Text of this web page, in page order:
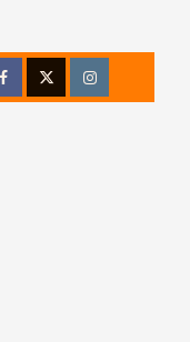
FacebookTwitterInstagram